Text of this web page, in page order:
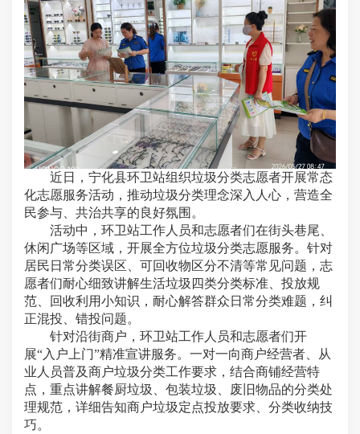
近日，宁化县环卫站组织垃圾分类志愿者开展常态
化志愿服务活动，推动垃圾分类理念深入人心，营造全
民参与、共治共享的良好氛围。
活动中，环卫站工作人员和志愿者们在街头巷尾、
休闲广场等区域，开展全方位垃圾分类志愿服务。针对
居民日常分类误区、可回收物区分不清等常见问题，志
愿者们耐心细致讲解生活垃圾四类分类标准、投放规
范、回收利用小知识，耐心解答群众 日常分类难题 ，纠
正混投、错投问题。
针对沿街商户，环卫站工作人员和志愿者们开
展“入户上门”精准宣讲服务。一对一向商户经营者、从
业人员普及商户垃圾分类工作要求，结合商铺经营特
点，重点讲解餐厨垃圾、包装垃圾、废旧物品的分类处
理规范，详细告知商户垃圾定点投放要求、分类收纳技
巧。